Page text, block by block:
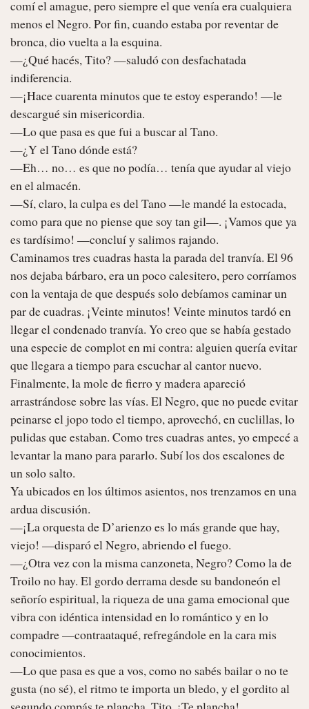
comí el amague, pero siempre el que venía era cualquiera
menos el Negro. Por fin, cuando estaba por reventar de
bronca, dio vuelta a la esquina.
—¿Qué hacés, Tito? —saludó con desfachatada
indiferencia.
—¡Hace cuarenta minutos que te estoy esperando! —le
descargué sin misericordia.
—Lo que pasa es que fui a buscar al Tano.
—¿Y el Tano dónde está?
—Eh… no… es que no podía… tenía que ayudar al viejo
en el almacén.
—Sí, claro, la culpa es del Tano —le mandé la estocada,
como para que no piense que soy tan gil—. ¡Vamos que ya
es tardísimo! —concluí y salimos rajando.
Caminamos tres cuadras hasta la parada del tranvía. El 96
nos dejaba bárbaro, era un poco calesitero, pero corríamos
con la ventaja de que después solo debíamos caminar un
par de cuadras. ¡Veinte minutos! Veinte minutos tardó en
llegar el condenado tranvía. Yo creo que se había gestado
una especie de complot en mi contra: alguien quería evitar
que llegara a tiempo para escuchar al cantor nuevo.
Finalmente, la mole de fierro y madera apareció
arrastrándose sobre las vías. El Negro, que no puede evitar
peinarse el jopo todo el tiempo, aprovechó, en cuclillas, lo
pulidas que estaban. Como tres cuadras antes, yo empecé a
levantar la mano para pararlo. Subí los dos escalones de
un solo salto.
Ya ubicados en los últimos asientos, nos trenzamos en una
ardua discusión.
—¡La orquesta de D’arienzo es lo más grande que hay,
viejo! —disparó el Negro, abriendo el fuego.
—¿Otra vez con la misma canzoneta, Negro? Como la de
Troilo no hay. El gordo derrama desde su bandoneón el
señorío espiritual, la riqueza de una gama emocional que
vibra con idéntica intensidad en lo romántico y en lo
compadre —contraataqué, refregándole en la cara mis
conocimientos.
—Lo que pasa es que a vos, como no sabés bailar o no te
gusta (no sé), el ritmo te importa un bledo, y el gordito al